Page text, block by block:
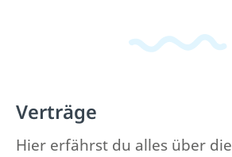
Verträge
Hier erfährst du alles über die